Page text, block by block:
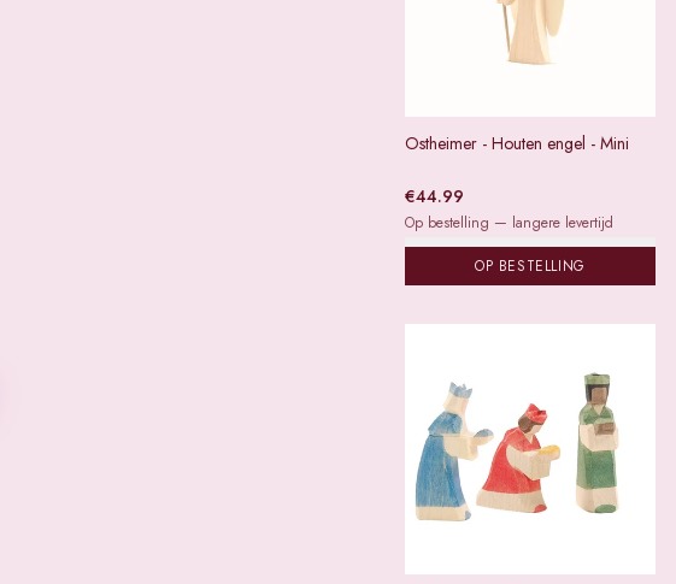
Ostheimer - Houten engel - Mini
€44.99
Op bestelling — langere levertijd
OP BESTELLING